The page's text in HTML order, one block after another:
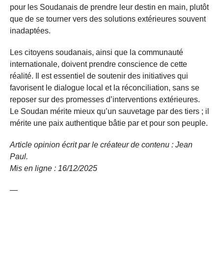
pour les Soudanais de prendre leur destin en main, plutôt
que de se tourner vers des solutions extérieures souvent
inadaptées.
Les citoyens soudanais, ainsi que la communauté
internationale, doivent prendre conscience de cette
réalité. Il est essentiel de soutenir des initiatives qui
favorisent le dialogue local et la réconciliation, sans se
reposer sur des promesses d’interventions extérieures.
Le Soudan mérite mieux qu’un sauvetage par des tiers ; il
mérite une paix authentique bâtie par et pour son peuple.
Article opinion écrit par le créateur de contenu : Jean
Paul.
Mis en ligne : 16/12/2025
—